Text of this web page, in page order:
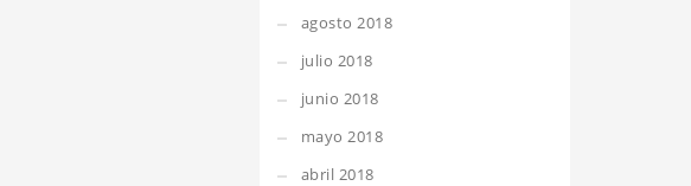
agosto 2018
julio 2018
junio 2018
mayo 2018
abril 2018